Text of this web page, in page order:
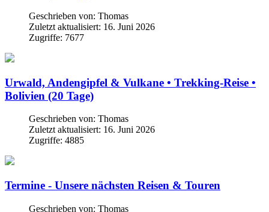
Geschrieben von: Thomas
Zuletzt aktualisiert: 16. Juni 2026
Zugriffe: 7677
Urwald, Andengipfel & Vulkane • Trekking-Reise •
Bolivien (20 Tage)
Geschrieben von: Thomas
Zuletzt aktualisiert: 16. Juni 2026
Zugriffe: 4885
Termine - Unsere nächsten Reisen & Touren
Geschrieben von: Thomas